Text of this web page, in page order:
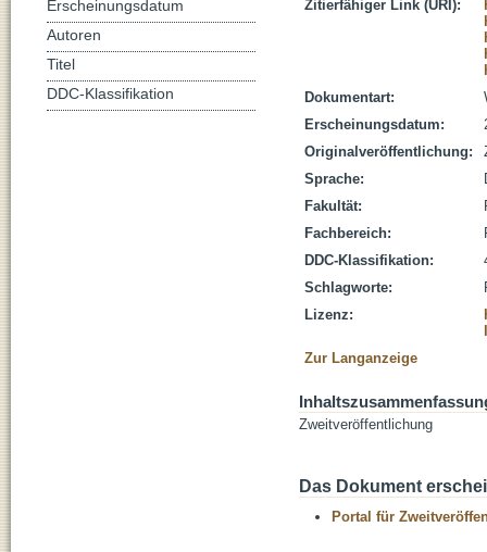
Zitierfähiger Link (URI):
Dokumentart:
Erscheinungsdatum:
Originalveröffentlichung:
Sprache:
Fakultät:
Fachbereich:
DDC-Klassifikation:
Schlagworte:
Lizenz:
Zur Langanzeige
Zweitveröffentlichung
Das Dokument
Portal für
Erscheinungsdatum
Autoren
Titel
DDC-Klassifikation